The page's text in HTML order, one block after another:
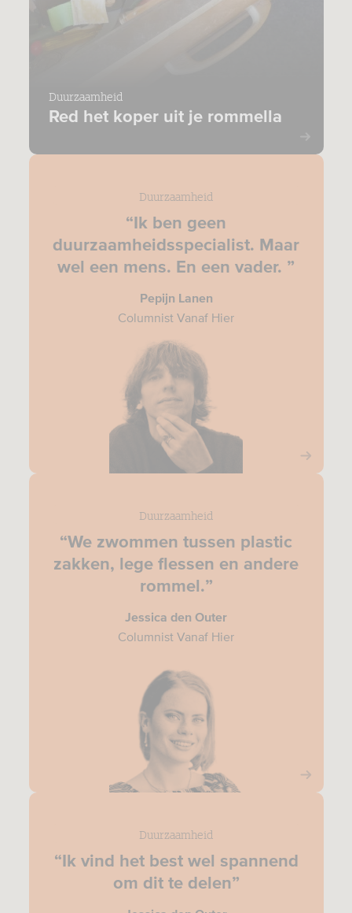
Red het koper uit je rommella
Duurzaamheid
“Ik ben geen
duurzaamheidsspecialist. Maar
wel een mens. En een vader. ”
Duurzaamheid
Pepijn Lanen
Columnist Vanaf Hier
“We zwommen tussen plastic
zakken, lege flessen en andere
rommel.”
Duurzaamheid
Jessica den Outer
Columnist Vanaf Hier
“Ik vind het best wel spannend
om dit te delen”
Duurzaamheid